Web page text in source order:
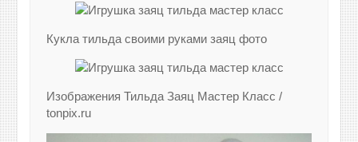
Кукла тильда своими руками заяц фото
Изображения Тильда Заяц Мастер Класс /
tonpix.ru